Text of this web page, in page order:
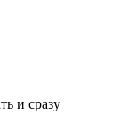
и сразу